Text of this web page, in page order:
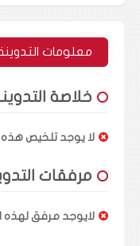
معلومات
خلاصة
لا يوجد تلخيص هذه
مرفقات
لايوجد مرفق لهذه